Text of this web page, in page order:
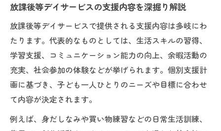
放課後等デイサービス支援で築く信頼と未
来づくり
未来を考えるための効果的な連携・情報共
有術
支援員目線で捉える放課後等デイの役割
未来を考える支援員の役割と実践ポイント
成長
放課後等デイサービスの支援内容を深掘り解説
放課後等デイサービスで提供される支援内容は多岐にわ
たります。代表的なものとしては、生活スキルの習得、
学習支援、コミュニケーション能力の向上、余暇活動の
充実、社会参加の体験などが挙げられます。個別支援計
画に基づき、子ども一人ひとりのニーズや目標に合わせ
て内容が決定されます。
例えば、身だしなみや買い物練習などの日常生活訓練、